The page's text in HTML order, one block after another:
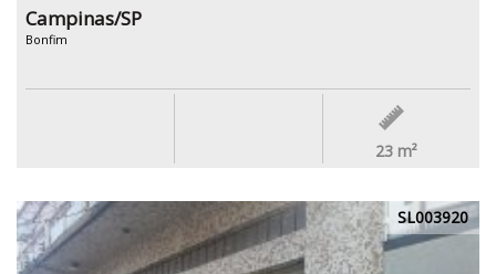
Campinas/SP
Bonfim
23 m²
SL003920